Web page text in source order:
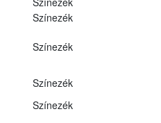
Színezék
Színezék
Színezék
Színezék